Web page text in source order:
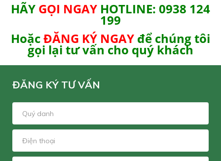
HÃY GỌI NGAY HOTLINE: 0938 124
199
HoặcĐĂNG KÝ NGAY để chúng tôi
gọi lại tư vấn cho quý khách
ĐĂNG KÝ TƯ VẤN